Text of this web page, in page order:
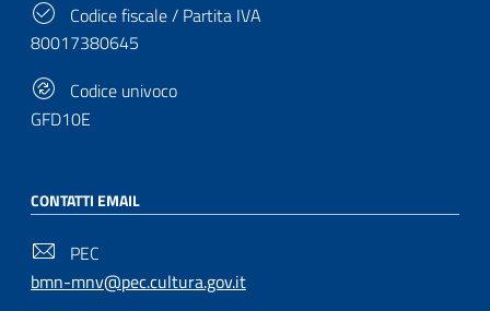
Codice fiscale / Partita IVA
80017380645
Codice univoco
GFD10E
CONTATTI EMAIL
PEC
bmn-mnv@pec.cultura.gov.it